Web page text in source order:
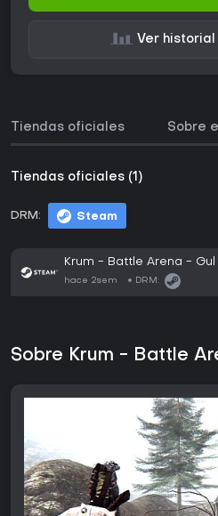
Ver
Tiendas oficiales Sobre
Tiendas oficiales (1)
DRM: Steam
Krum - Battle Arena - Gul
hace 2sem DRM:
Sobre Krum - Battle